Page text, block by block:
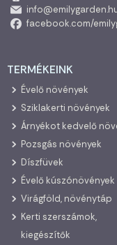
facebook.com/
TERMÉKEINK
Évelő növények
Sziklakerti növények
Árnyékot kedvelő
Pozsgás növények
Díszfüvek
Évelő kúszónövények
Virágföld, növénytáp
Kerti szerszámok,
kiegészítők